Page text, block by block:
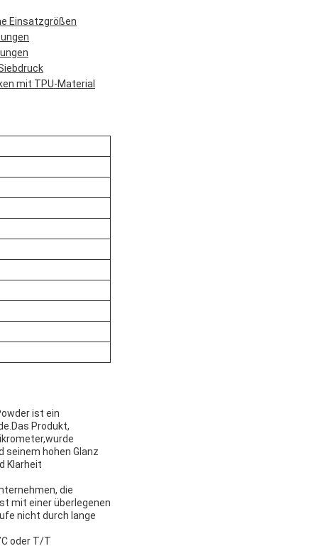
Einsatzgrößen
mit TPU-Material
ist ein
Produkt,
hohen Glanz
Klarheit
die
mit einer überlegenen
nicht durch lange
oder T/T